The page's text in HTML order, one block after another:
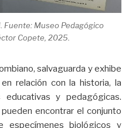
Fuente: Museo Pedagógico
Copete, 2025.
salvaguarda y exhibe
relación con la historia, la
y pedagógicas.
encontrar el conjunto
especímenes biológicos y